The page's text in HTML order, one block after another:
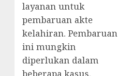
layanan untuk
pembaruan akte
kelahiran. Pembaruan
ini mungkin
diperlukan dalam
beberapa kasus,